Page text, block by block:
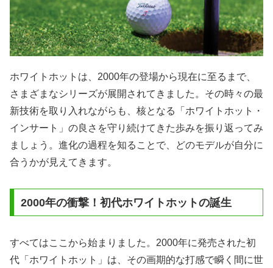
ホワイトホットは、2000年の登場から現在に至るまで、
さまざまなシリーズが展開されてきました。その時々の最
新技術を取り入れながらも、核となる「ホワイトホット・
インサート」の良さを守り続けてきた歩みを振り返ってみ
ましょう。進化の過程を知ることで、どのモデルが自分に
合うかが見えてきます。
2000年の衝撃！初代ホワイトホットの誕生
すべてはここから始まりました。2000年に発売された初
代「ホワイトホット」は、その画期的な打感で瞬く間に世